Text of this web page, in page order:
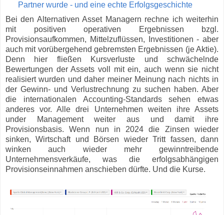
Partner wurde - und eine echte Erfolgsgeschichte
Bei den Alternativen Asset Managern rechne ich weiterhin
mit positiven operativen Ergebnissen bzgl.
Provisionsaufkommen, Mittelzuflüssen, Investitionen - aber
auch mit vorübergehend gebremsten Ergebnissen (je Aktie).
Denn hier fließen Kursverluste und schwächelnde
Bewertungen der Assets voll mit ein, auch wenn sie nicht
realisiert wurden und daher meiner Meinung nach nichts in
der Gewinn- und Verlustrechnung zu suchen haben. Aber
die internationalen Accounting-Standards sehen etwas
anderes vor. Alle drei Unternehmen weiten ihre Assets
under Management weiter aus und damit ihre
Provisionsbasis. Wenn nun in 2024 die Zinsen wieder
sinken, Wirtschaft und Börsen wieder Tritt fassen, dann
winken auch wieder mehr gewinntreibende
Unternehmensverkäufe, was die erfolgsabhängigen
Provisionseinnahmen anschieben dürfte. Und die Kurse.